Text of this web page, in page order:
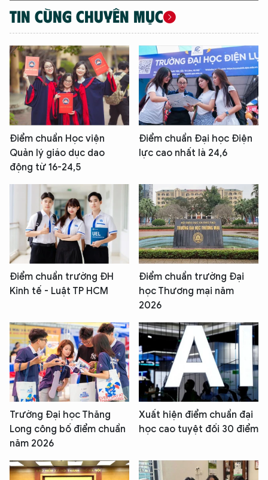
TIN CÙNG CHUYÊN MỤC
Điểm chuẩn Học viện
Quản lý giáo dục dao
động từ 16-24,5
Điểm chuẩn Đại học Điện
lực cao nhất là 24,6
Điểm chuẩn trường ĐH
Kinh tế - Luật TP HCM
Điểm chuẩn trường Đại
học Thương mại năm
2026
Trường Đại học Thăng
Long công bố điểm chuẩn
năm 2026
Xuất hiện điểm chuẩn đại
học cao tuyệt đối 30 điểm